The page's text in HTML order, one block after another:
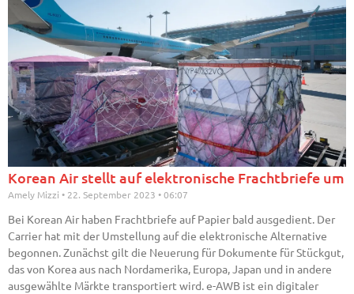
Korean Air stellt auf elektronische Frachtbriefe um
Amely Mizzi 22. September 2023 06:07
Bei Korean Air haben Frachtbriefe auf Papier bald ausgedient. Der
Carrier hat mit der Umstellung auf die elektronische Alternative
begonnen. Zunächst gilt die Neuerung für Dokumente für Stückgut,
das von Korea aus nach Nordamerika, Europa, Japan und in andere
ausgewählte Märkte transportiert wird. e-AWB ist ein digitaler